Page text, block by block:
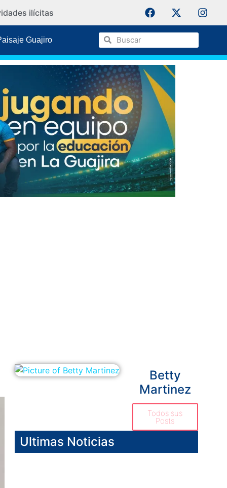
ilícitas
La
Wayuu
Guajiro
Betty
Martinez
Todos sus
Posts
Ultimas Noticias